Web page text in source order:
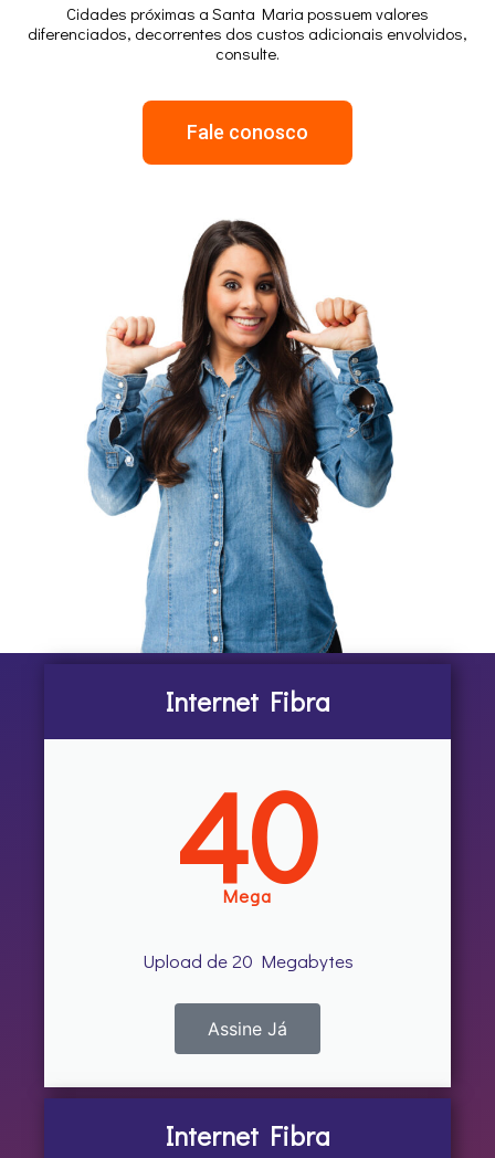
Cidades próximas a Santa Maria possuem valores
diferenciados, decorrentes dos custos adicionais envolvidos,
consulte.
Fale conosco
Internet Fibra
40
Mega
Upload de 20 Megabytes
Assine Já
Internet Fibra